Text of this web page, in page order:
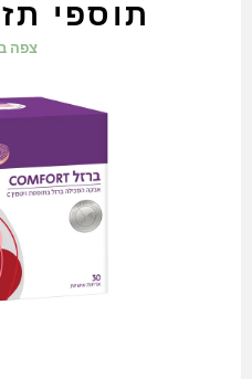
תוספי
צפה